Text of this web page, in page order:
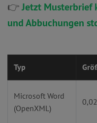
👉Jetzt Musterbrief
und Abbuchungen
Typ
Microsoft Word
(OpenXML)